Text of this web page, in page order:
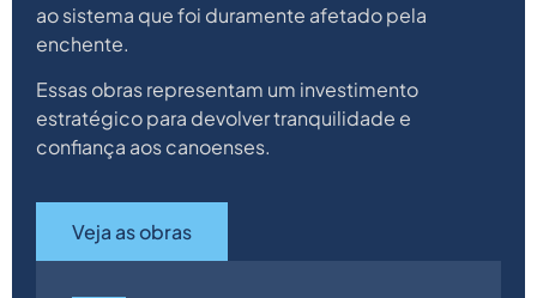
ao sistema que foi duramente afetado pela
enchente.
Essas obras representam um investimento
estratégico para devolver tranquilidade e
confiança aos canoenses.
Veja as obras